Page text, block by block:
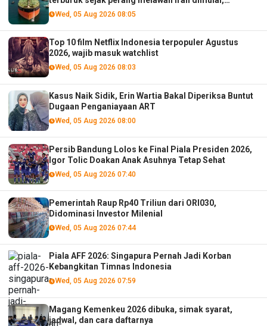
menurut analis
Wed, 05 Aug 2026 08:05
Top 10 film Netflix Indonesia terpopuler Agustus
2026, wajib masuk watchlist
Wed, 05 Aug 2026 08:03
Kasus Naik Sidik, Erin Wartia Bakal Diperiksa Buntut
Dugaan Penganiayaan ART
Wed, 05 Aug 2026 08:00
Persib Bandung Lolos ke Final Piala Presiden 2026,
Igor Tolic Doakan Anak Asuhnya Tetap Sehat
Wed, 05 Aug 2026 07:40
Pemerintah Raup Rp40 Triliun dari ORI030,
Didominasi Investor Milenial
Wed, 05 Aug 2026 07:44
Piala AFF 2026: Singapura Pernah Jadi Korban
Kebangkitan Timnas Indonesia
Wed, 05 Aug 2026 07:59
Magang Kemenkeu 2026 dibuka, simak syarat,
jadwal, dan cara daftarnya